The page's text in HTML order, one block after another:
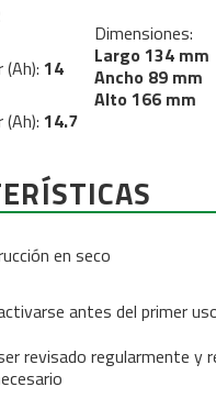
(Ah): 14
(Ah): 14.7
Dimensiones:
Largo 134 mm
Ancho 89 mm
Alto 166 mm
en seco
antes del primer
revisado regularmente y